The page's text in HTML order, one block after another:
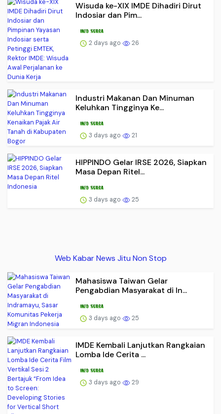
Wisuda ke-XIX IMDE Dihadiri Dirut
Indosiar dan Pim...
2 days ago 26
Industri Makanan Dan Minuman
Keluhkan Tingginya Ke...
3 days ago 21
HIPPINDO Gelar IRSE 2026, Siapkan
Masa Depan Ritel...
3 days ago 25
Web Kabar News Jitu Non Stop
Mahasiswa Taiwan Gelar
Pengabdian Masyarakat di In...
3 days ago 25
IMDE Kembali Lanjutkan Rangkaian
Lomba Ide Cerita ...
3 days ago 29